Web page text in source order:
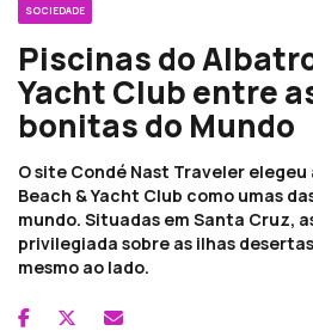
SOCIEDADE
Piscinas do
Yacht Club entre
bonitas do Mundo
O site Condé Nast Traveler
Beach & Yacht Club como umas
mundo. Situadas em Santa Cruz,
privilegiada sobre as ilhas
mesmo ao lado.